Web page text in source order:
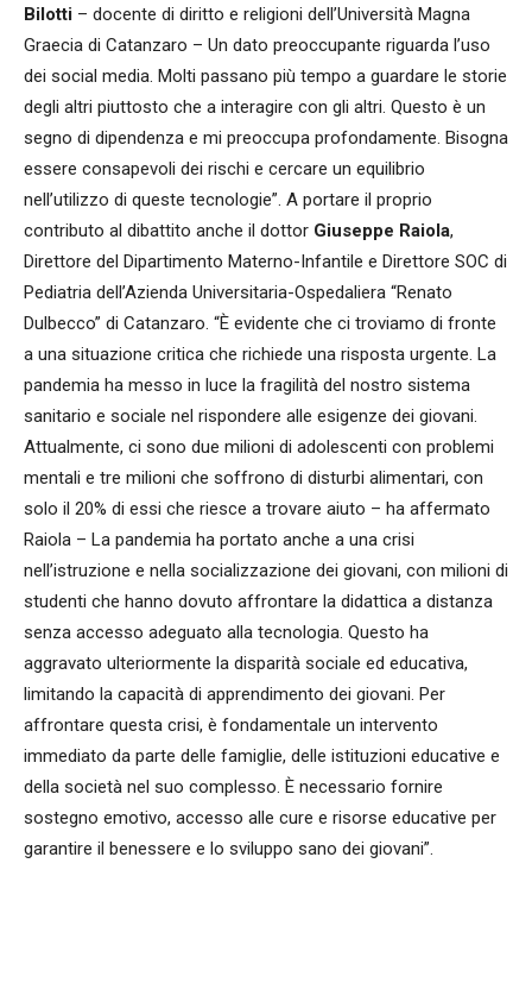
Bilotti – docente di diritto e religioni dell’Università Magna
Graecia di Catanzaro – Un dato preoccupante riguarda l’uso
dei social media. Molti passano più tempo a guardare le storie
degli altri piuttosto che a interagire con gli altri. Questo è un
segno di dipendenza e mi preoccupa profondamente. Bisogna
essere consapevoli dei rischi e cercare un equilibrio
nell’utilizzo di queste tecnologie”. A portare il proprio
contributo al dibattito anche il dottor Giuseppe Raiola,
Direttore del Dipartimento Materno-Infantile e Direttore SOC di
Pediatria dell’Azienda Universitaria-Ospedaliera “Renato
Dulbecco” di Catanzaro. “È evidente che ci troviamo di fronte
a una situazione critica che richiede una risposta urgente. La
pandemia ha messo in luce la fragilità del nostro sistema
sanitario e sociale nel rispondere alle esigenze dei giovani.
Attualmente, ci sono due milioni di adolescenti con problemi
mentali e tre milioni che soffrono di disturbi alimentari, con
solo il 20% di essi che riesce a trovare aiuto – ha affermato
Raiola – La pandemia ha portato anche a una crisi
nell’istruzione e nella socializzazione dei giovani, con milioni di
studenti che hanno dovuto affrontare la didattica a distanza
senza accesso adeguato alla tecnologia. Questo ha
aggravato ulteriormente la disparità sociale ed educativa,
limitando la capacità di apprendimento dei giovani. Per
affrontare questa crisi, è fondamentale un intervento
immediato da parte delle famiglie, delle istituzioni educative e
della società nel suo complesso. È necessario fornire
sostegno emotivo, accesso alle cure e risorse educative per
garantire il benessere e lo sviluppo sano dei giovani”.